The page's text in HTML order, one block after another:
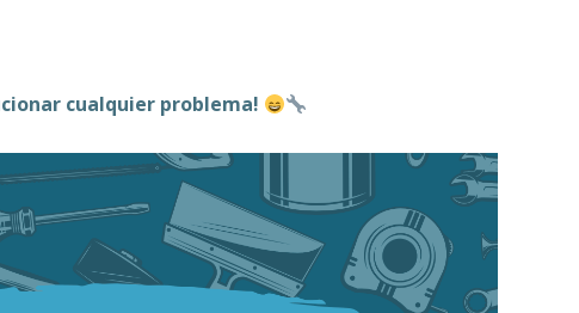
cualquier problema!